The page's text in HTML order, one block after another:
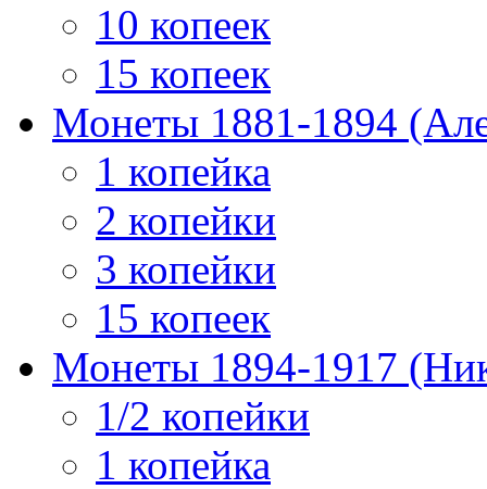
10 копеек
15 копеек
Монеты 1881-1894
1 копейка
2 копейки
3 копейки
15 копеек
Монеты 1894-1917
1/2 копейки
1 копейка